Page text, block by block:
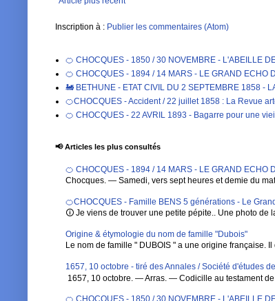
Inscription à : Publier les commentaires (Atom)
🍊 CHOCQUES - 1850 / 30 NOVEMBRE - L'ABEILLE
🍊 CHOCQUES - 1894 / 14 MARS - LE GRAND
🚂 BETHUNE - ETAT CIVIL DU 2 SEPTEMBRE 1858 -
🍊CHOCQUES - Accident / 22 juillet 1858 : La Revue
🍊 CHOCQUES - 22 AVRIL 1893 - Bagarre pour une
📢 Articles les plus consultés
🍊 CHOCQUES - 1894 / 14 MARS - LE GRAND
Chocques. — Samedi, vers sept heures et demie du
🍊CHOCQUES - Famille BENS 5 générations - Le
🛈 Je viens de trouver une petite pépite.. Une photo de
Origine & étymologie du nom de famille "Dubois"
Le nom de famille " DUBOIS " a une origine française.
1657, 10 octobre - tiré des Annales / Société d'études
1657, 10 octobre. — Arras. — Codicille au testament de